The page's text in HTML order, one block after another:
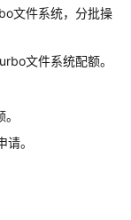
文件系统，分批操
文件系统配额。
。